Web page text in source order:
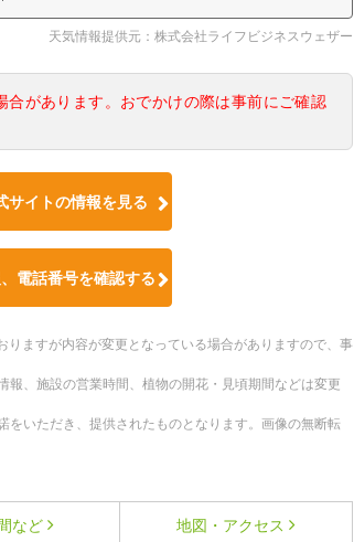
天気情報提供元：株式会社ライフビジネスウェザー
があります。おでかけの際は事前にご確認
サイトの情報を見る
電話番号を確認する
ますが内容が変更となっている場合がありますので、事
、施設の営業時間、植物の開花・見頃期間などは変更
いただき、提供されたものとなります。画像の無断転
など 地図・アクセス